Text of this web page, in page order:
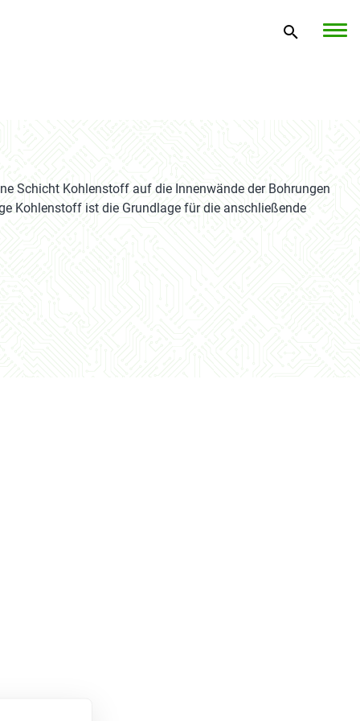
Schicht Kohlenstoff auf die Innenwände der Bohrungen
Kohlenstoff ist die Grundlage für die anschließende